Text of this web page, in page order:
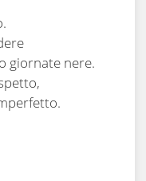
giornate nere.